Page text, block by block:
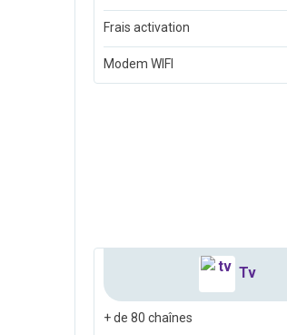
Frais activation
Modem WIFI
Tv
+ de 80 chaînes